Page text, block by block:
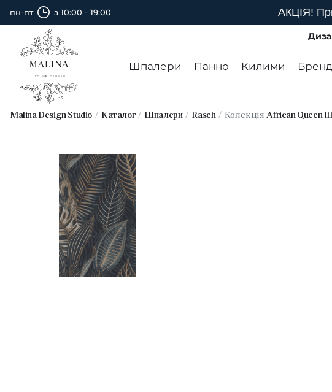
пн-пт з 10:00 - 19:00 АКЦІЯ!
Шпалери Панно Килими
Malina Design Studio Каталог Шпалери Rasch КолекціяAfrican Queen III